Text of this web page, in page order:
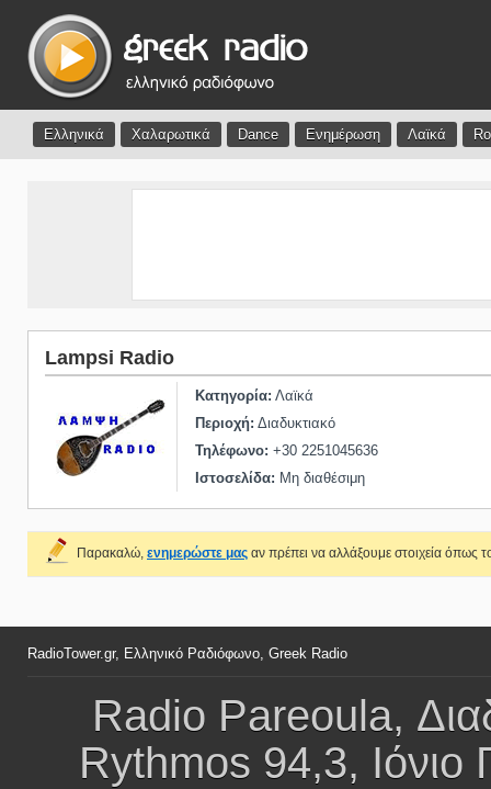
Ελληνικά Χαλαρωτικά Dance Ενημέρωση Λαϊκά
Lampsi Radio
Κατηγορία: Λαϊκά
Περιοχή: Διαδυκτιακό
Τηλέφωνο: +30 2251045636
Ιστοσελίδα: Μη διαθέσιμη
Παρακαλώ, ενημερώστε μας αν πρέπει να αλλάξουμε στοιχεία όπως
RadioTower.gr, Ελληνικό Ραδιόφωνο, Greek Radio
Radio Pareoula,
Rythmos 94,3, Ιόνιο